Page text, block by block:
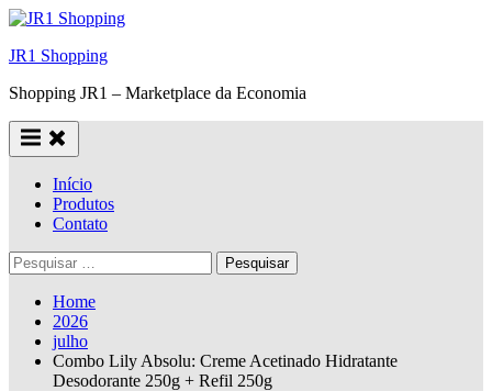
Skip
content
JR1 Shopping
Shopping JR1 – Marketplace da Economia
Início
Produtos
Contato
Pesquisar
por:
Home
2026
julho
Combo Lily Absolu: Creme Acetinado Hidratante
Desodorante 250g + Refil 250g